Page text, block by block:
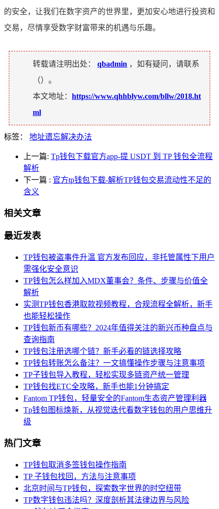
的安全，让我们在数字资产的世界里，更加安心地进行投资和
交易，尽情享受数字财富带来的机遇与乐趣。
转载请注明出处： qbadmin ，如有疑问，请联系
（）。
本文地址： https://www.qhhblyw.com/bllw/2018.ht
ml
标签： 地址遗忘解决办法
上一篇: Tp钱包下载官方app-提 USDT 到 TP 钱包全流程
解析
下一篇 : 官方tp钱包下载-解析TP钱包交易流动性不足的
含义
相关文章
最近发表
TP钱包被盗事件升温 官方发布回应，非托管属性下用户
需强化安全意识
TP钱包怎么样加入MDX董事会？条件、步骤与价值全
解析
实测TP钱包香港取款视频教程，合规流程全解析，新手
也能轻松操作
TP钱包新币有哪些？2024年值得关注的新兴币种盘点与
查询指南
TP钱包注册选哪个链？新手必看的链选择攻略
TP钱包转账怎么备注？一文搞懂操作步骤与注意事项
TP子钱包导入教程，轻松实现多链资产统一管理
TP钱包找ETC全攻略，新手也能1分钟搞定
Fantom TP钱包，轻量安全的Fantom生态资产管理利器
Tp钱包图标焕新，从视觉迭代看数字钱包的用户思维升
级
热门文章
TP钱包取消多签钱包操作指南
TP 子钱包找回，方法与注意事项
北京时间与TP钱包，探索数字世界的时空纽带
TP数字钱包违法吗？深度剖析其法律边界与风险